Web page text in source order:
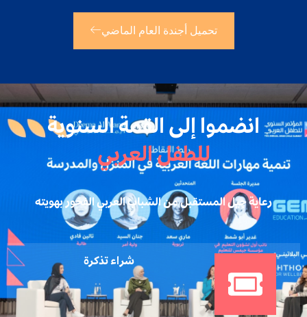
تحميل أجندة العام الماضي
انضموا إلى القمة السنوية
للطفل العربي
رعاية جيل المستقبل من الشباب العربي الفخور بهويته
شراء تذكرة